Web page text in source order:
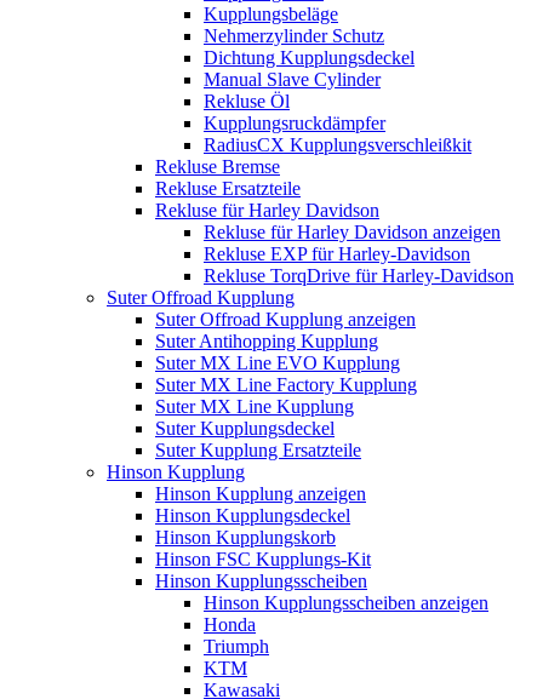
Kupplungsbeläge
Nehmerzylinder Schutz
Dichtung Kupplungsdeckel
Manual Slave Cylinder
Rekluse Öl
Kupplungsruckdämpfer
RadiusCX Kupplungsverschleißkit
Rekluse Bremse
Rekluse Ersatzteile
Rekluse für Harley Davidson
Rekluse für Harley Davidson anzeigen
Rekluse EXP für Harley-Davidson
Rekluse TorqDrive für Harley-Davidson
Suter Offroad Kupplung
Suter Offroad Kupplung anzeigen
Suter Antihopping Kupplung
Suter MX Line EVO Kupplung
Suter MX Line Factory Kupplung
Suter MX Line Kupplung
Suter Kupplungsdeckel
Suter Kupplung Ersatzteile
Hinson Kupplung
Hinson Kupplung anzeigen
Hinson Kupplungsdeckel
Hinson Kupplungskorb
Hinson FSC Kupplungs-Kit
Hinson Kupplungsscheiben
Hinson Kupplungsscheiben anzeigen
Honda
Triumph
KTM
Kawasaki